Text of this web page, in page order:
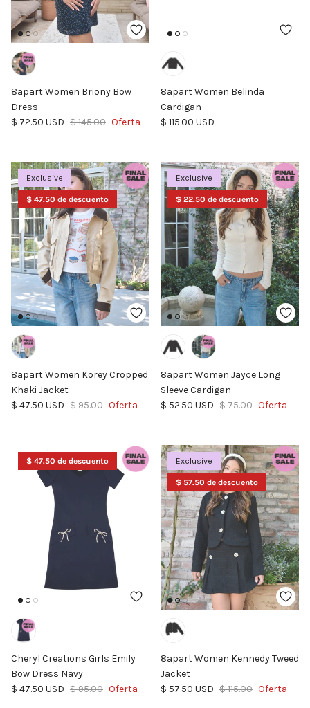
8apart Women Briony Bow
Dress
Precio de venta
$ 72.50 USD Precio normal
$ 145.00 Oferta
8apart Women Belinda
Cardigan
Precio normal
$ 115.00 USD
Exclusive
$ 47.50 de descuento
8apart Women Korey Cropped
Khaki Jacket
Precio de venta
$ 47.50 USD Precio normal
$ 95.00 Oferta
Exclusive
$ 22.50 de descuento
8apart Women Jayce Long
Sleeve Cardigan
Precio de venta
$ 52.50 USD Precio normal
$ 75.00 Oferta
$ 47.50 de descuento
Cheryl Creations Girls Emily
Bow Dress Navy
Precio de venta
$ 47.50 USD Precio normal
$ 95.00 Oferta
Exclusive
$ 57.50 de descuento
8apart Women Kennedy Tweed
Jacket
Precio de venta
$ 57.50 USD Precio normal
$ 115.00 Oferta